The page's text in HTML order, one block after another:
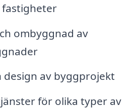
fastigheter
ombyggnad av
design av byggprojekt
för olika typer av